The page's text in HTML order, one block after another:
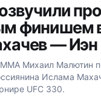
финишем
— Иэн
ММА Михаил Малютин
Ислама
UFC 330.